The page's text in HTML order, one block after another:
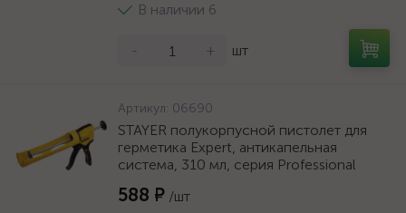
В наличии 6
- + шт
Артикул: 06690
STAYER полукорпусной пистолет для
герметика Expert, антикапельная
система, 310 мл, серия Professional
588 ₽ /шт